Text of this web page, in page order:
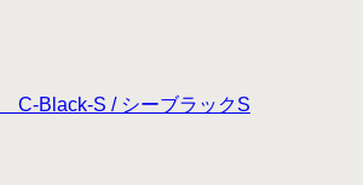
C-Black-S / シーブラックS